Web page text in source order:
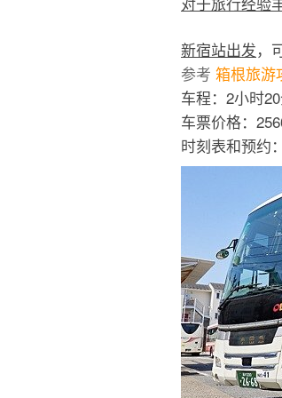
新宿站出发，
参考 箱根旅游
车程：2小时
车票价格：
时刻表和预约：